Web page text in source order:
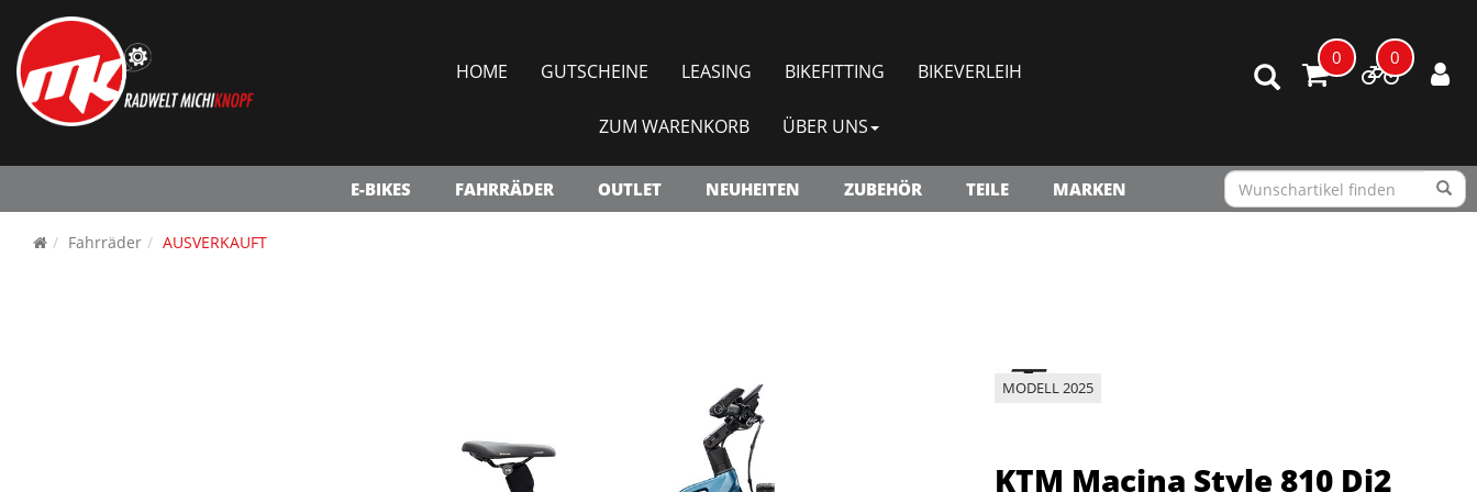
0 0
HOME GUTSCHEINE LEASING BIKEFITTING BIKEVERLEIH
ZUM WARENKORB ÜBER UNS
E-BIKES FAHRRÄDER OUTLET NEUHEITEN ZUBEHÖR TEILE MARKEN
Fahrräder AUSVERKAUFT
MODELL 2025
KTM Macina Style 810 Di2